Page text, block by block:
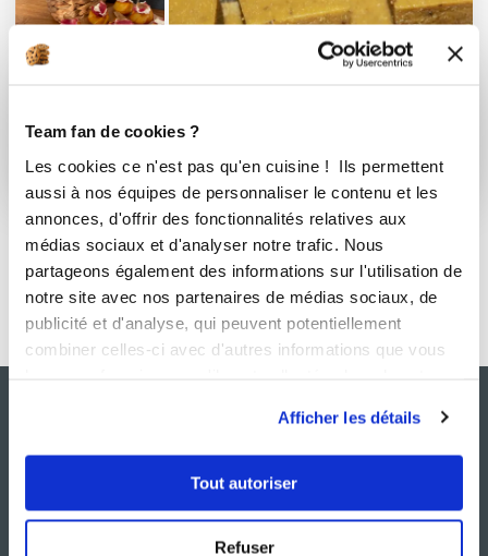
Team fan de cookies ?
Les cookies ce n'est pas qu'en cuisine ! Ils permettent
aussi à nos équipes de personnaliser le contenu et les
annonces, d'offrir des fonctionnalités relatives aux
médias sociaux et d'analyser notre trafic. Nous
partageons également des informations sur l'utilisation de
notre site avec nos partenaires de médias sociaux, de
publicité et d'analyse, qui peuvent potentiellement
combiner celles-ci avec d'autres informations que vous
Afficher les détails
Tout autoriser
Refuser
condiments
3 Recettes